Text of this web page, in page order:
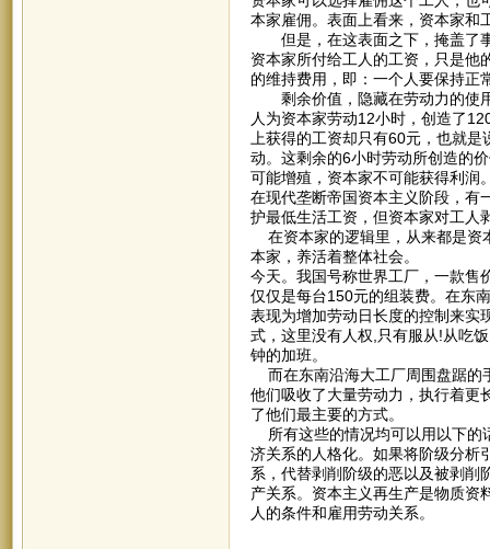
本家雇佣。表面上看来，资本家和
但是，在这表面之下，掩盖了事
资本家所付给工人的工资，只是他
的维持费用，即：一个人要保持正
剩余价值，隐藏在劳动力的使用
人为资本家劳动12小时，创造了
上获得的工资却只有60元，也就
动。这剩余的6小时劳动所创造的
可能增殖，资本家不可能获得利润
在现代垄断帝国资本主义阶段，有
护最低生活工资，但资本家对工人
在资本家的逻辑里，从来都是资
本家，养活着整体社会。
今天。我国号称世界工厂，一款售
仅仅是每台150元的组装费。在东
表现为增加劳动日长度的控制来实
式，这里没有人权,只有服从!从吃
钟的加班。
而在东南沿海大工厂周围盘踞的
他们吸收了大量劳动力，执行着更
了他们最主要的方式。
所有这些的情况均可以用以下的
济关系的人格化。如果将阶级分析
系，代替剥削阶级的恶以及被剥削
产关系。资本主义再生产是物质资
人的条件和雇用劳动关系。